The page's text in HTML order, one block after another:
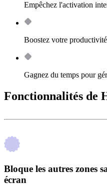
Empêchez l'activation
Boostez votre
Gagnez du temps pour
Fonctionnalités de
Bloque les autres zones
écran